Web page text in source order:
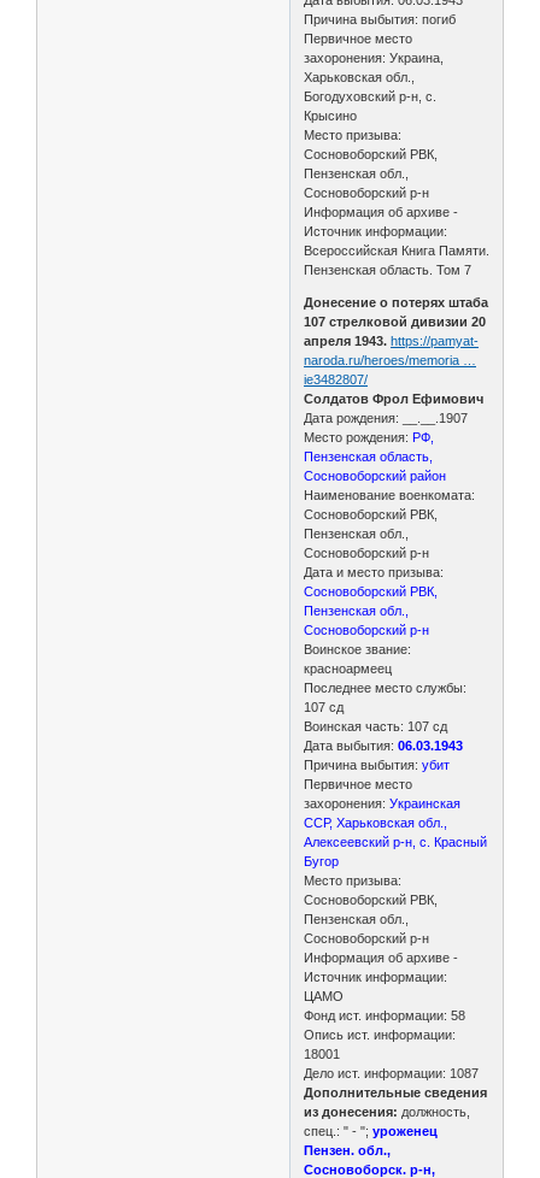
Причина выбытия: погиб
Первичное место
захоронения: Украина,
Харьковская обл.,
Богодуховский р-н, с.
Крысино
Место призыва:
Сосновоборский РВК,
Пензенская обл.,
Сосновоборский р-н
Информация об архиве -
Источник информации:
Всероссийская Книга Памяти.
Пензенская область. Том 7
Донесение о потерях штаба
107 стрелковой дивизии 20
апреля 1943. https://pamyat-
naroda.ru/heroes/memoria …
ie3482807/
Солдатов Фрол Ефимович
Дата рождения: __.__.1907
Место рождения: РФ,
Пензенская область,
Сосновоборский район
Наименование военкомата:
Сосновоборский РВК,
Пензенская обл.,
Сосновоборский р-н
Дата и место призыва:
Сосновоборский РВК,
Пензенская обл.,
Сосновоборский р-н
Воинское звание:
красноармеец
Последнее место службы:
107 сд
Воинская часть: 107 сд
Дата выбытия:06.03.1943
Причина выбытия: убит
Первичное место
захоронения:Украинская
ССР, Харьковская обл.,
Алексеевский р-н, с. Красный
Бугор
Место призыва:
Сосновоборский РВК,
Пензенская обл.,
Сосновоборский р-н
Информация об архиве -
Источник информации:
ЦАМО
Фонд ист. информации: 58
Опись ист. информации:
18001
Дело ист. информации: 1087
Дополнительные сведения
из донесения: должность,
спец.: " - ";уроженец
Пензен. обл.,
Сосновоборск. р-н,